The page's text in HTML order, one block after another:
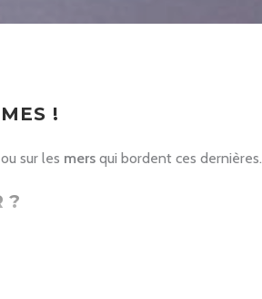
!
sur les mers qui bordent ces dernières.
?